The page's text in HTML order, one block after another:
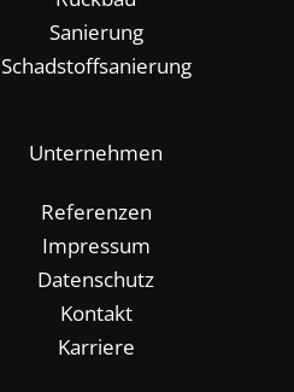
Sanierung
Schadstoffsanierung
Unternehmen
Referenzen
Impressum
Datenschutz
Kontakt
Karriere